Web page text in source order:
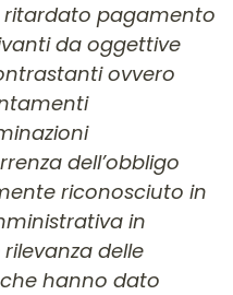
pagamento
da oggettive
ovvero
dell’obbligo
riconosciuto in
in
delle
hanno dato